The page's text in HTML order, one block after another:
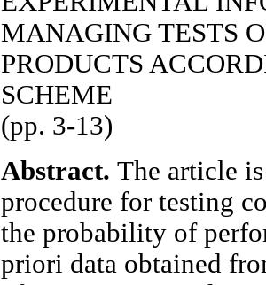
MANAGING TESTS
PRODUCTS
SCHEME
(pp. 3-13)
Abstract. The article
procedure for testing
the probability of
priori data obtained